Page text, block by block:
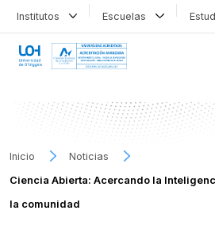
Institutos Escuelas
Inicio
Noticias
Ciencia Abierta: Acercando la
la comunidad